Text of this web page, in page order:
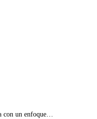
con un enfoque…